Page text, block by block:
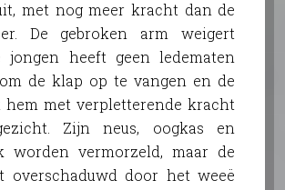
met nog meer kracht dan de
De gebroken arm weigert
jongen heeft geen ledematen
de klap op te vangen en de
hem met verpletterende kracht
Zijn neus, oogkas en
worden vermorzeld, maar de
overschaduwd door het weeë